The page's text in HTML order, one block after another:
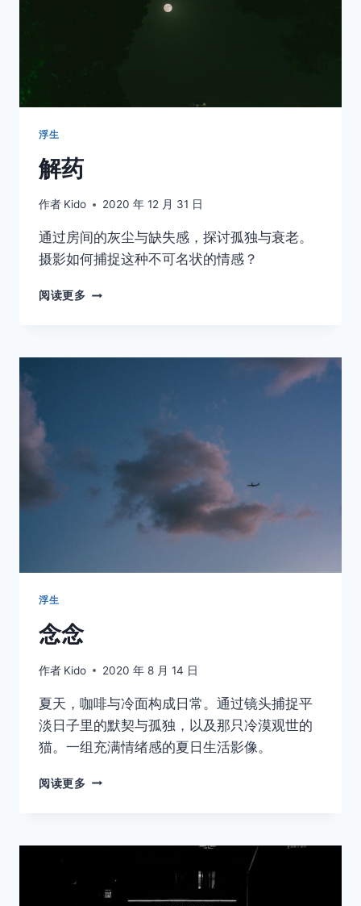
浮生
解药
作者 Kido 2020 年 12 月 31 日
通过房间的灰尘与缺失感，探讨孤独与衰老。
摄影如何捕捉这种不可名状的情感？
阅读更多 解
浮生
念念
作者 Kido 2020 年 8 月 14 日
夏天，咖啡与冷面构成日常。通过镜头捕捉平
淡日子里的默契与孤独，以及那只冷漠观世的
猫。一组充满情绪感的夏日生活影像。
阅读更多 念